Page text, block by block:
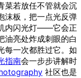
菜若放任不管就会沉
沫板，把一点光反弹
内闪光灯——它会正
油亮处炸成刺眼的白
每一次都胜过它。如
指南会一步步讲解时
社区也是